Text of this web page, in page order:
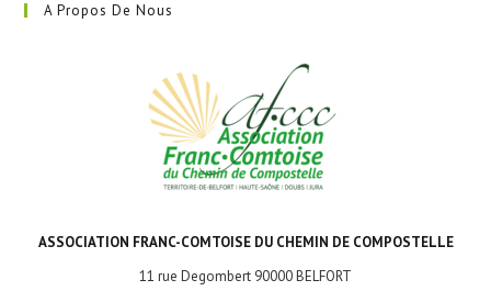
A Propos De Nous
ASSOCIATION FRANC-COMTOISE DU CHEMIN DE COMPOSTELLE
11 rue Degombert 90000 BELFORT